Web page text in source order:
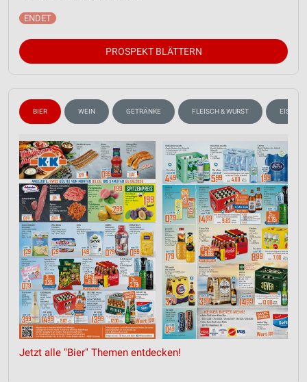
PROSPEKT BLÄTTERN
BIER WEIN GETRÄNKE FLEISCH & WURST
Jetzt alle "Bier" Themen entdecken!